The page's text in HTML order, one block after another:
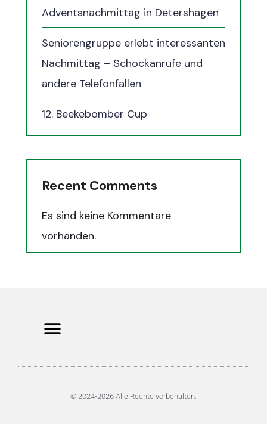
Adventsnachmittag in Detershagen
Seniorengruppe erlebt interessanten
Nachmittag – Schockanrufe und
andere Telefonfallen
12. Beekebomber Cup
Recent Comments
Es sind keine Kommentare
vorhanden.
© 2024-2026 Alle Rechte vorbehalten.